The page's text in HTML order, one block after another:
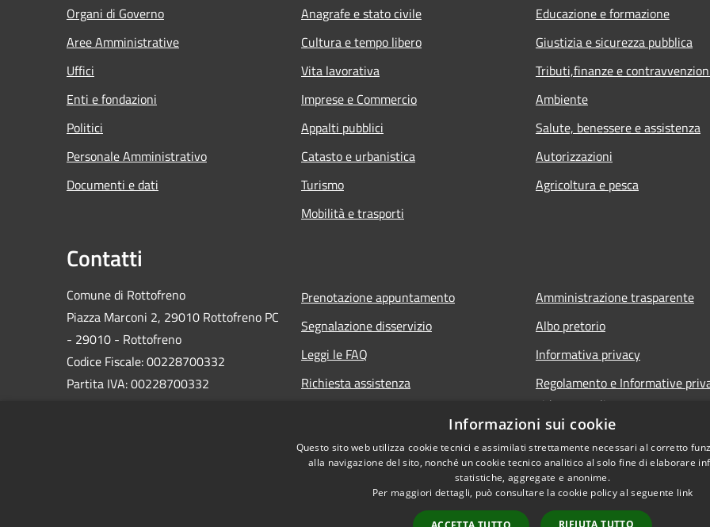
Organi di Governo
Aree Amministrative
Uffici
Enti e fondazioni
Politici
Personale Amministrativo
Documenti e dati
Anagrafe e stato civile
Cultura e tempo libero
Vita lavorativa
Imprese e Commercio
Appalti pubblici
Catasto e urbanistica
Turismo
Mobilità e trasporti
Educazione e formazione
Giustizia e sicurezza pubblica
Tributi,finanze e
Ambiente
Salute, benessere e assistenza
Autorizzazioni
Agricoltura e pesca
Contatti
Comune di Rottofreno
Piazza Marconi 2, 29010 Rottofreno PC
- 29010 - Rottofreno
Codice Fiscale: 00228700332
Partita IVA: 00228700332
postacertificata@cert.comune.rottofreno.pc.it
Prenotazione appuntamento
Segnalazione disservizio
Leggi le FAQ
Richiesta assistenza
Amministrazione trasparente
Albo pretorio
Informativa privacy
Regolamento e Informative
videosorveglianza
Note legali
Dichiarazione di accessibilità
Informazioni sui cookie
Questo sito web utilizza cookie tecnici e assimilati strettamente necessari al corretto
alla navigazione del sito, nonché un cookie tecnico analitico al solo fine di elaborare
statistiche, aggregate e anonime.
Per maggiori dettagli, può consultare la cookie policy al seguente link
RIFIUTA TUTTO